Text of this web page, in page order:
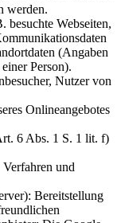
werden.
besuchte Webseiten,
(Angaben
Person).
Nutzer von
Onlineangebotes
6 Abs. 1 S. 1 lit. f)
und
Bereitstellung